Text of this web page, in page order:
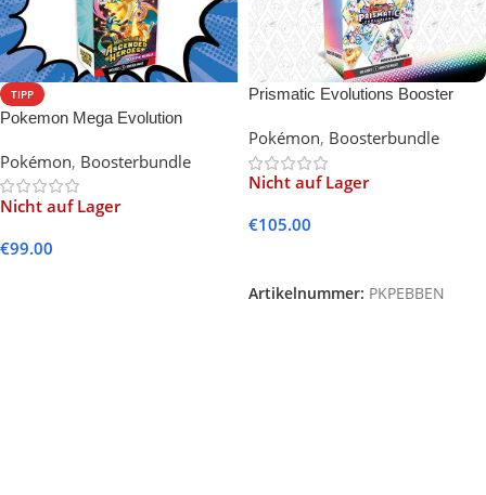
TIPP
Pokemon Mega Evolution
Bundle (English)
Pokémon, Boosterbundle
Nicht auf Lager
€99.00
Prismatic Evolutions Booster
& Violet
Pokémon, Boosterbundle
Nicht auf Lager
€105.00
Artikelnummer: PKPEBBEN